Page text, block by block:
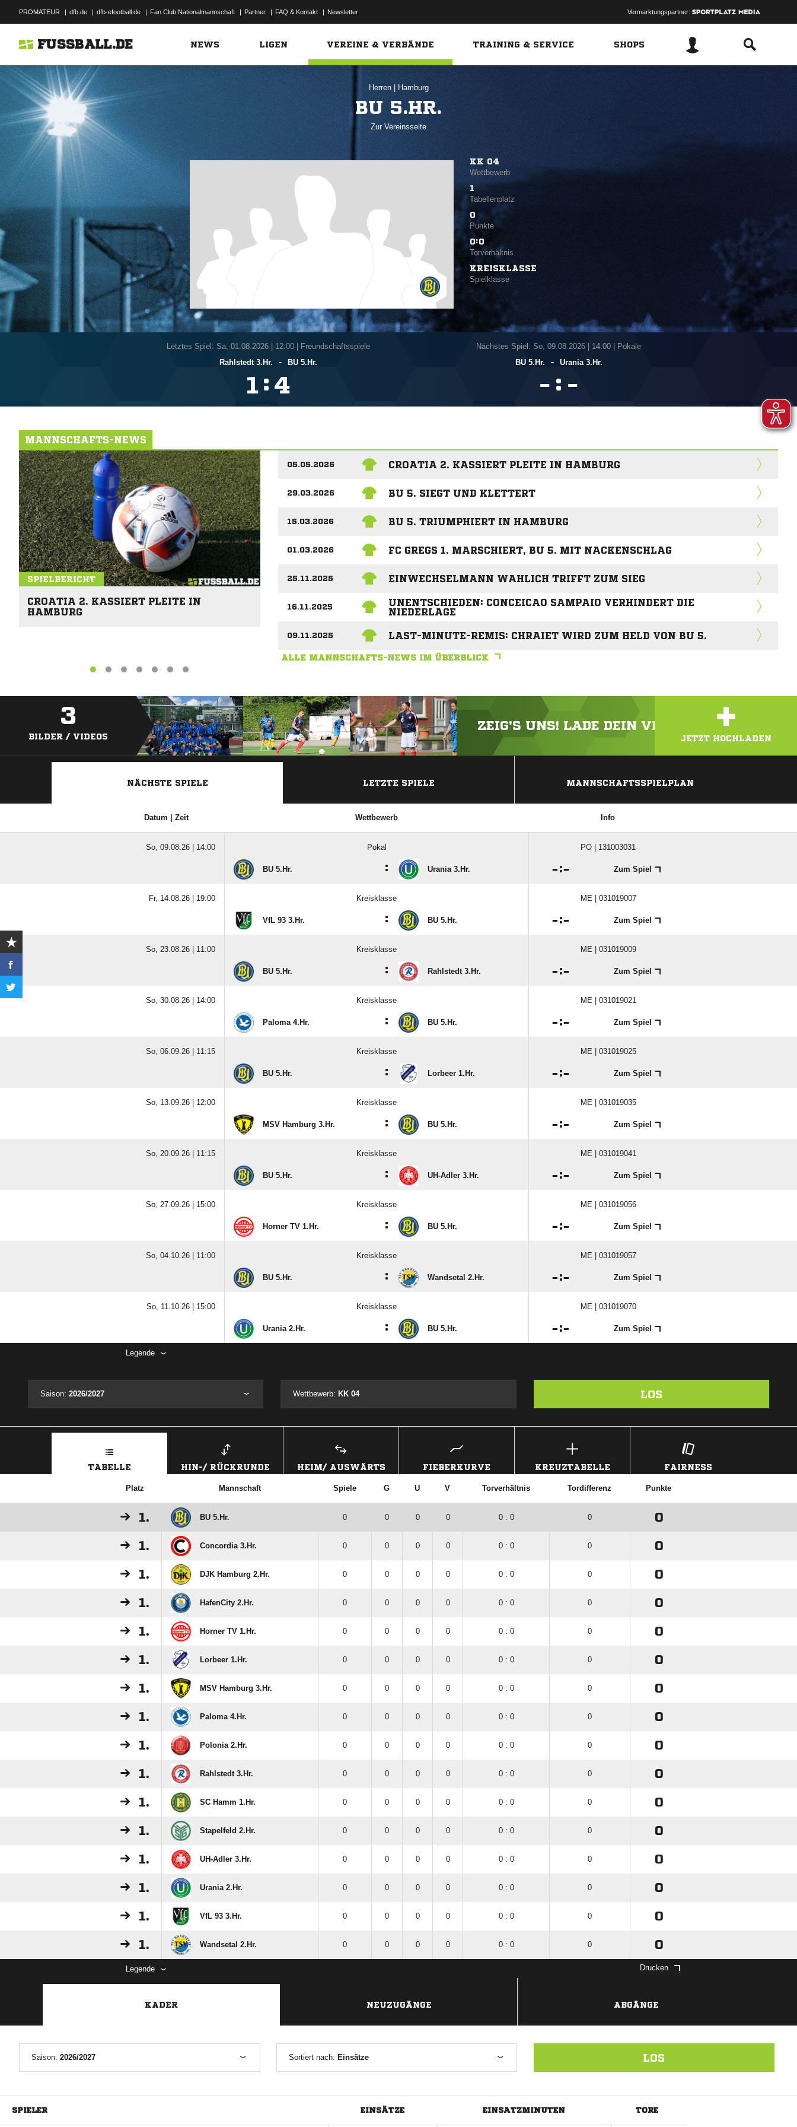
PROMATEUR | dfb.de | dfb-efootball.de | Fan Club Nationalmannschaft | Partner | FAQ & Kontakt | Newsletter Vermarktungspartner:
FUSSBALL.DE NEWS LIGEN VEREINE & VERBÄNDE TRAINING & SERVICE SHOPS
Herren Hamburg
BU 5.HR.
Zur Vereinsseite
KK 04
Wettbewerb
1
Tabellenplatz
0
Punkte
0:0
Torverhältnis
KREISKLASSE
Spielklasse
Letztes Spiel: Sa, 01.08.2026| 12:00 | Freundschaftsspiele
Rahlstedt 3.Hr.
- BU 5.Hr.
 : 
Nächstes Spiel: So, 09.08.2026
14:00 | Pokale
BU 5.Hr.
- Urania 3.Hr.
 : 
MANNSCHAFTS-NEWS
SPIELBERICHT
CROATIA 2. KASSIERT PLEITE IN
HAMBURG
05.05.2026 CROATIA 2. KASSIERT PLEITE IN HAMBURG
29.03.2026 BU 5. SIEGT UND KLETTERT
15.03.2026 BU 5. TRIUMPHIERT IN HAMBURG
01.03.2026 FC GREGS 1. MARSCHIERT, BU 5. MIT NACKENSCHLAG
25.11.2025 EINWECHSELMANN WAHLICH TRIFFT ZUM SIEG
16.11.2025
UNENTSCHIEDEN: CONCEICAO SAMPAIO VERHINDERT DIE
NIEDERLAGE
09.11.2025 LAST-MINUTE-REMIS: CHRAIET WIRD ZUM HELD VON BU 5.
ALLE MANNSCHAFTS-NEWS IM ÜBERBLICK
3
BILDER / VIDEOS
ZEIG'S UNS! LADE DEIN VIDEO ODER FOTO
+
JETZT HOCHLADEN
NÄCHSTE SPIELE LETZTE SPIELE MANNSCHAFTSSPIELPLAN
Datum | Zeit Wettbewerb Info
So, 09.08.26 | 14:00 Pokal PO | 131003031
BU 5.Hr. : Urania 3.Hr. : Zum Spiel
Fr, 14.08.26 | 19:00 Kreisklasse ME | 031019007
VfL 93 3.Hr. : BU 5.Hr. : Zum Spiel
So, 23.08.26 | 11:00 Kreisklasse ME | 031019009
BU 5.Hr. : Rahlstedt 3.Hr. : Zum Spiel
So, 30.08.26 | 14:00 Kreisklasse ME | 031019021
Paloma 4.Hr. : BU 5.Hr. : Zum Spiel
So, 06.09.26 | 11:15 Kreisklasse ME | 031019025
BU 5.Hr. : Lorbeer 1.Hr. : Zum Spiel
So, 13.09.26 | 12:00 Kreisklasse ME | 031019035
MSV Hamburg 3.Hr. : BU 5.Hr. : Zum Spiel
So, 20.09.26 | 11:15 Kreisklasse ME | 031019041
BU 5.Hr. : UH-Adler 3.Hr. : Zum Spiel
So, 27.09.26 | 15:00 Kreisklasse ME | 031019056
Horner TV 1.Hr. : BU 5.Hr. : Zum Spiel
So, 04.10.26 | 11:00 Kreisklasse ME | 031019057
BU 5.Hr. : Wandsetal 2.Hr. : Zum Spiel
So, 11.10.26 | 15:00 Kreisklasse ME | 031019070
Urania 2.Hr. : BU 5.Hr. : Zum Spiel
Legende
Saison: 2026/2027 Wettbewerb: KK 04 LOS
TABELLE HIN-/ RÜCKRUNDE HEIM/ AUSWÄRTS FIEBERKURVE KREUZTABELLE FAIRNESS
Platz Mannschaft Spiele G U V Torverhältnis Tordifferenz Punkte
1. BU 5.Hr. 0 0 0 0 0 : 0 0 0
1. Concordia 3.Hr. 0 0 0 0 0 : 0 0 0
1. DJK Hamburg 2.Hr. 0 0 0 0 0 : 0 0 0
1. HafenCity 2.Hr. 0 0 0 0 0 : 0 0 0
1. Horner TV 1.Hr. 0 0 0 0 0 : 0 0 0
1. Lorbeer 1.Hr. 0 0 0 0 0 : 0 0 0
1. MSV Hamburg 3.Hr. 0 0 0 0 0 : 0 0 0
1. Paloma 4.Hr. 0 0 0 0 0 : 0 0 0
1. Polonia 2.Hr. 0 0 0 0 0 : 0 0 0
1. Rahlstedt 3.Hr. 0 0 0 0 0 : 0 0 0
1. SC Hamm 1.Hr. 0 0 0 0 0 : 0 0 0
1. Stapelfeld 2.Hr. 0 0 0 0 0 : 0 0 0
1. UH-Adler 3.Hr. 0 0 0 0 0 : 0 0 0
1. Urania 2.Hr. 0 0 0 0 0 : 0 0 0
1. VfL 93 3.Hr. 0 0 0 0 0 : 0 0 0
1. Wandsetal 2.Hr. 0 0 0 0 0 : 0 0 0
Legende Drucken
KADER NEUZUGÄNGE ABGÄNGE
Saison: 2026/2027 Sortiert nach: Einsätze LOS
SPIELER EINSÄTZE EINSATZMINUTEN TORE